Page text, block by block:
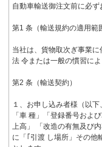
自動車輸送御注文前に必ず
第1 条（輸送規約の適用範
当社は、貨物取次ぎ事業に
法 令または一般の慣習によ
第2 条（輸送契約）
１、お申し込み者様（以
「車 種」「登録番号およ
上高」 「改造の有無及び
に「｢引渡 し場所」その他